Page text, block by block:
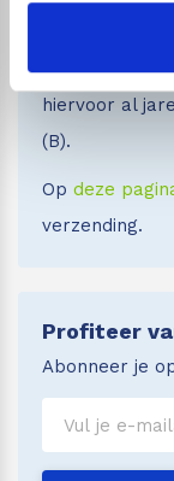
Wij streven
mogelijk bij je
hiervoor al
(B).
Op deze
verzending.
Profiteer
Abonneer je